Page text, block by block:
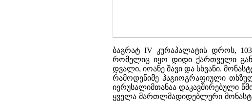
ბაგრატ IV კურაპალატის დროს,
რომელიც იყო დიდი ქართველი
დვალი, იოანე შავი და სხვანი.
რამოდენიმე ჰაგიოგრაფიული
იერუსალიმთანაა დაკავშირებული
ყველა მართლმადიდებლური